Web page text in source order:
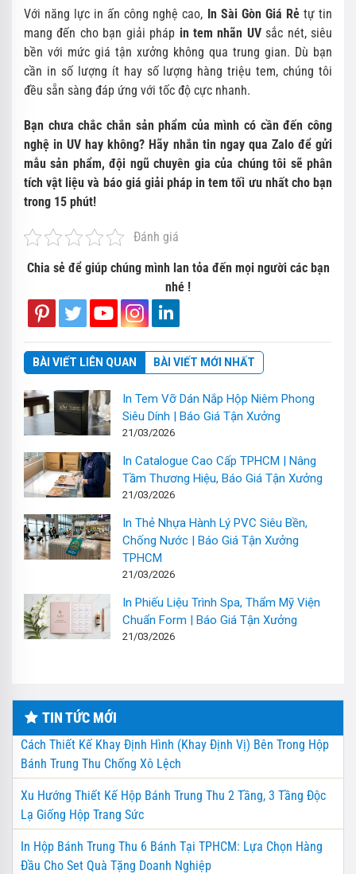
Với năng lực in ấn công nghệ cao, In Sài Gòn Giá Rẻtự tin
mang đến cho bạn giải pháp in tem nhãn UVsắc nét, siêu
bền với mức giá tận xưởng không qua trung gian. Dù bạn
cần in số lượng ít hay số lượng hàng triệu tem, chúng tôi
đều sẵn sàng đáp ứng với tốc độ cực nhanh.
Bạn chưa chắc chắn sản phẩm của mình có cần đến công
nghệ in UV hay không? Hãy nhắn tin ngay qua Zalo để gửi
mẫu sản phẩm, đội ngũ chuyên gia của chúng tôi sẽ phân
tích vật liệu và báo giá giải pháp in tem tối ưu nhất cho bạn
trong 15 phút!
Đánh giá
Chia sẻ để giúp chúng mình lan tỏa đến mọi người các bạn
nhé !
BÀI VIẾT LIÊN QUAN BÀI VIẾT MỚI NHẤT
In Tem Vỡ Dán Nắp Hộp Niêm Phong
Siêu Dính | Báo Giá Tận Xưởng
21/03/2026
In Catalogue Cao Cấp TPHCM | Nâng
Tầm Thương Hiệu, Báo Giá Tận Xưởng
21/03/2026
In Thẻ Nhựa Hành Lý PVC Siêu Bền,
Chống Nước | Báo Giá Tận Xưởng
TPHCM
21/03/2026
In Phiếu Liệu Trình Spa, Thẩm Mỹ Viện
Chuẩn Form | Báo Giá Tận Xưởng
21/03/2026
TIN TỨC MỚI
Cách Thiết Kế Khay Định Hình (Khay Định Vị) Bên Trong Hộp
Bánh Trung Thu Chống Xô Lệch
Xu Hướng Thiết Kế Hộp Bánh Trung Thu 2 Tầng, 3 Tầng Độc
Lạ Giống Hộp Trang Sức
In Hộp Bánh Trung Thu 6 Bánh Tại TPHCM: Lựa Chọn Hàng
Đầu Cho Set Quà Tặng Doanh Nghiệp